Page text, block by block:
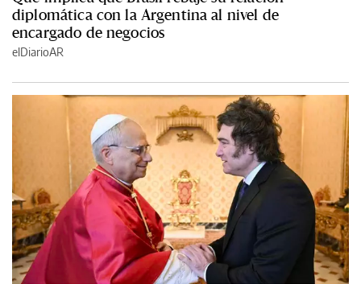
diplomática con la Argentina al nivel de
encargado de negocios
elDiarioAR